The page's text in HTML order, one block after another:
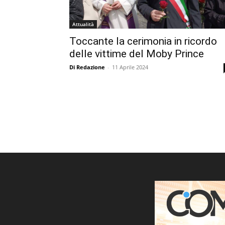
Attualità
Toccante la cerimonia in ricordo
delle vittime del Moby Prince
Di Redazione - 11 Aprile 2024